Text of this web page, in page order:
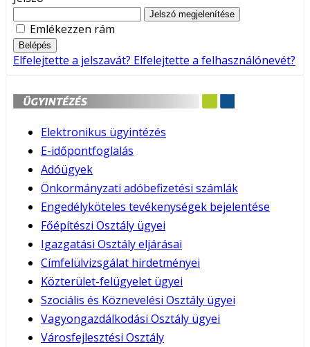
Jelszó megjelenítése
Emlékezzen rám
Belépés
Elfelejtette a jelszavát? Elfelejtette a felhasználónevét?
Elektronikus ügyintézés
E-időpontfoglalás
Adóügyek
Önkormányzati adóbefizetési számlák
Engedélyköteles tevékenységek bejelentése
Főépítészi Osztály ügyei
Igazgatási Osztály eljárásai
Címfelülvizsgálat hirdetményei
Közterület-felügyelet ügyei
Szociális és Köznevelési Osztály ügyei
Vagyongazdálkodási Osztály ügyei
Városfejlesztési Osztály